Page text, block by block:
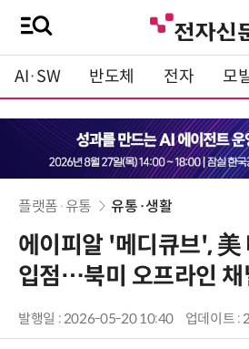
AI·SW 반도체 전자 모
플랫폼·유통 유통·생활
에이피알 '메디큐브', 美
입점…북미 오프라인 채
발행일 : 2026-05-20 10:40 업데이트